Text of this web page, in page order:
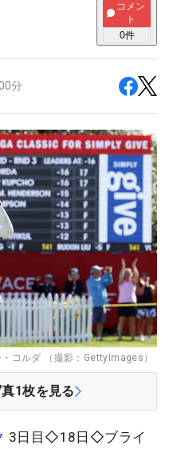
コメン
ト
0件
分
コルダ （撮影：GettyImages）
1枚を見る
3日目◇18日◇ブライ